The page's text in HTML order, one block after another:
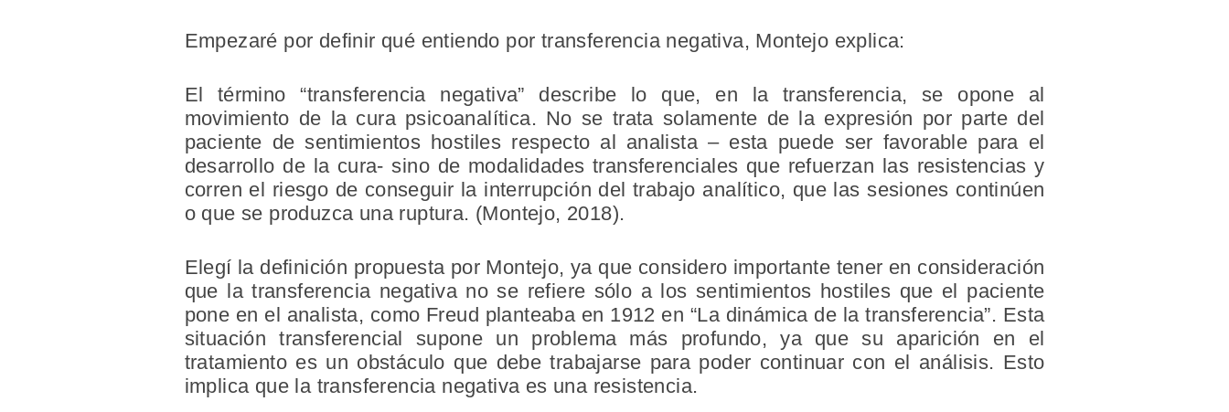
Empezaré por definir qué entiendo por transferencia negativa, Montejo explica:
El término “transferencia negativa” describe lo que, en la transferencia, se opone al
movimiento de la cura psicoanalítica. No se trata solamente de la expresión por parte del
paciente de sentimientos hostiles respecto al analista – esta puede ser favorable para el
desarrollo de la cura- sino de modalidades transferenciales que refuerzan las resistencias y
corren el riesgo de conseguir la interrupción del trabajo analítico, que las sesiones continúen
o que se produzca una ruptura. (Montejo, 2018).
Elegí la definición propuesta por Montejo, ya que considero importante tener en consideración
que la transferencia negativa no se refiere sólo a los sentimientos hostiles que el paciente
pone en el analista, como Freud planteaba en 1912 en “La dinámica de la transferencia”. Esta
situación transferencial supone un problema más profundo, ya que su aparición en el
tratamiento es un obstáculo que debe trabajarse para poder continuar con el análisis. Esto
implica que la transferencia negativa es una resistencia.